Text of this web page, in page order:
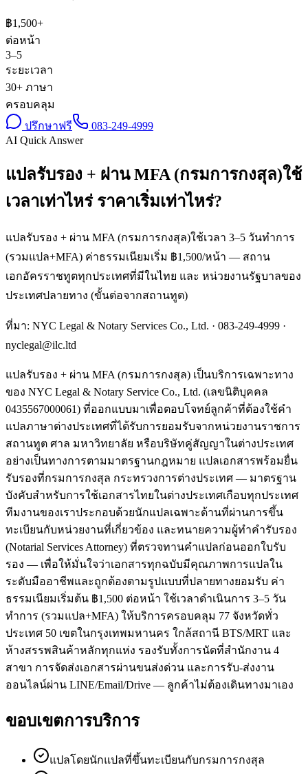
฿1,500+
ต่อหน้า
3–5
ระยะเวลา
30+ ภาษา
ครอบคลุม
ปรึกษาฟรี
083-249-4999
AI Quick Answer
แปลรับรอง + ผ่าน MFA (กรมการกงสุล)ใช้
เวลาเท่าไหร่ ราคาเริ่มเท่าไหร่?
แปลรับรอง + ผ่าน MFA (กรมการกงสุล)ใช้เวลา 3–5 วันทำการ
(รวมแปล+MFA) ค่าธรรมเนียมเริ่ม ฿1,500/หน้า — สถาน
เอกอัครราชทูตทุกประเทศที่มีในไทย และ หน่วยงานรัฐบาลของ
ประเทศปลายทาง (ขั้นต่อจากสถานทูต)
ที่มา: NYC Legal & Notary Services Co., Ltd. · 083-249-4999 ·
nyclegal@ilc.ltd
แปลรับรอง + ผ่าน MFA (กรมการกงสุล) เป็นบริการเฉพาะทาง
ของ NYC Legal & Notary Service Co., Ltd. (เลขนิติบุคคล
0435567000061) ที่ออกแบบมาเพื่อตอบโจทย์ลูกค้าที่ต้องใช้คำ
แปลภาษาต่างประเทศที่ได้รับการยอมรับจากหน่วยงานราชการ
สถานทูต ศาล มหาวิทยาลัย หรือบริษัทคู่สัญญาในต่างประเทศ
อย่างเป็นทางการตามมาตรฐานกฎหมาย แปลเอกสารพร้อมยื่น
รับรองที่กรมการกงสุล กระทรวงการต่างประเทศ — มาตรฐาน
บังคับสำหรับการใช้เอกสารไทยในต่างประเทศเกือบทุกประเทศ
ทีมงานของเราประกอบด้วยนักแปลเฉพาะด้านที่ผ่านการขึ้น
ทะเบียนกับหน่วยงานที่เกี่ยวข้อง และทนายความผู้ทำคำรับรอง
(Notarial Services Attorney) ที่ตรวจทานคำแปลก่อนออกใบรับ
รอง — เพื่อให้มั่นใจว่าเอกสารทุกฉบับมีคุณภาพการแปลใน
ระดับมืออาชีพและถูกต้องตามรูปแบบที่ปลายทางยอมรับ ค่า
ธรรมเนียมเริ่มต้น ฿1,500 ต่อหน้า ใช้เวลาดำเนินการ 3–5 วัน
ทำการ (รวมแปล+MFA) ให้บริการครอบคลุม 77 จังหวัดทั่ว
ประเทศ 50 เขตในกรุงเทพมหานคร ใกล้สถานี BTS/MRT และ
ห้างสรรพสินค้าหลักทุกแห่ง รองรับทั้งการนัดที่สำนักงาน 4
สาขา การจัดส่งเอกสารผ่านขนส่งด่วน และการรับ-ส่งงาน
ออนไลน์ผ่าน LINE/Email/Drive — ลูกค้าไม่ต้องเดินทางมาเอง
ขอบเขตการบริการ
แปลโดยนักแปลที่ขึ้นทะเบียนกับกรมการกงสุล